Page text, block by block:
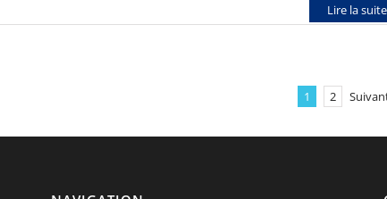
Lire la suite
1 2